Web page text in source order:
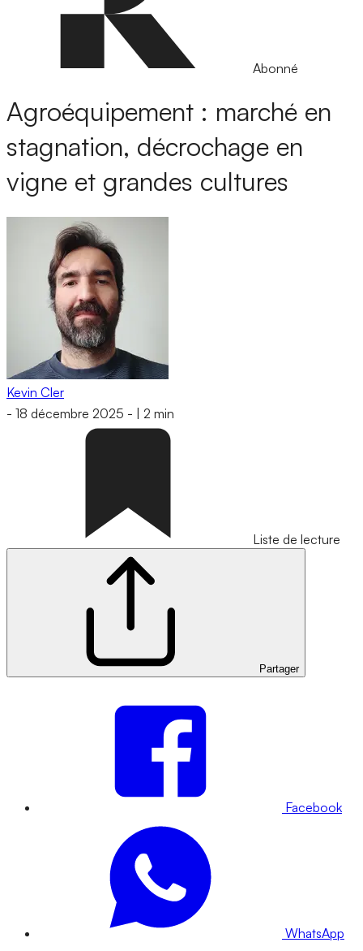
Abonné
Agroéquipement : marché en
stagnation, décrochage en
vigne et grandes cultures
Kevin Cler
- 18 décembre 2025 - 2 min
Liste de lecture
Partager
Facebook
WhatsApp